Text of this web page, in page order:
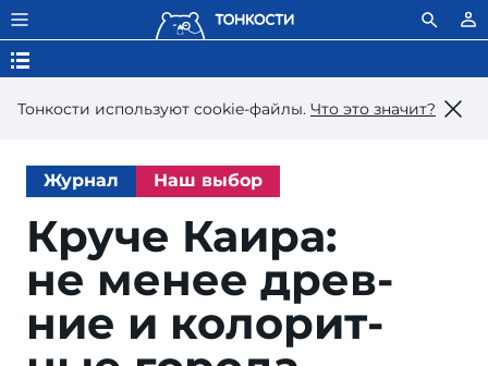
Тонкости используют сookie-файлы. Что это значит?
Журнал Наш выбор
Круче Каира:
не ме­нее древ­
ние и ко­ло­рит­